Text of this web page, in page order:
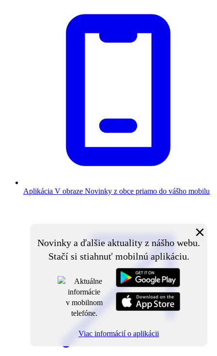
Aplikácia V obraze Novinky z obce priamo do vášho mobilu
Novinky a ďalšie aktuality z nášho webu.
Stačí si stiahnuť mobilnú aplikáciu.
×
Viac informácií o aplikácii